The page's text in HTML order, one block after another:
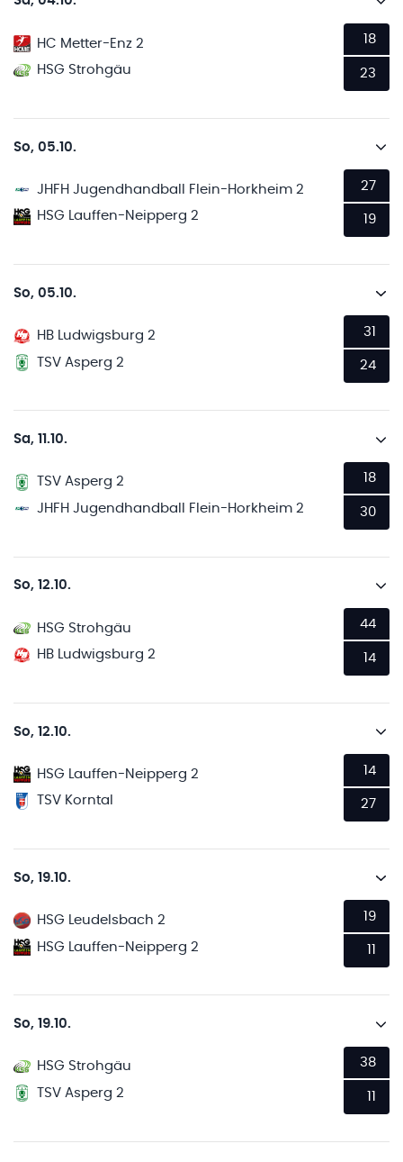
HC Metter-Enz 2
HSG Strohgäu
18
23
So, 05.10.
JHFH Jugendhandball Flein-Horkheim 2
HSG Lauffen-Neipperg 2
27
19
So, 05.10.
HB Ludwigsburg 2
TSV Asperg 2
31
24
Sa, 11.10.
TSV Asperg 2
JHFH Jugendhandball Flein-Horkheim 2
18
30
So, 12.10.
HSG Strohgäu
HB Ludwigsburg 2
44
14
So, 12.10.
HSG Lauffen-Neipperg 2
TSV Korntal
14
27
So, 19.10.
HSG Leudelsbach 2
HSG Lauffen-Neipperg 2
19
So, 19.10.
HSG Strohgäu
TSV Asperg 2
38
11